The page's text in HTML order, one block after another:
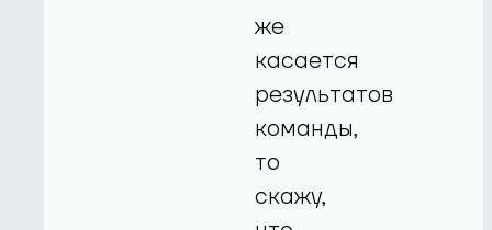
же
касается
результатов
команды,
то
скажу,